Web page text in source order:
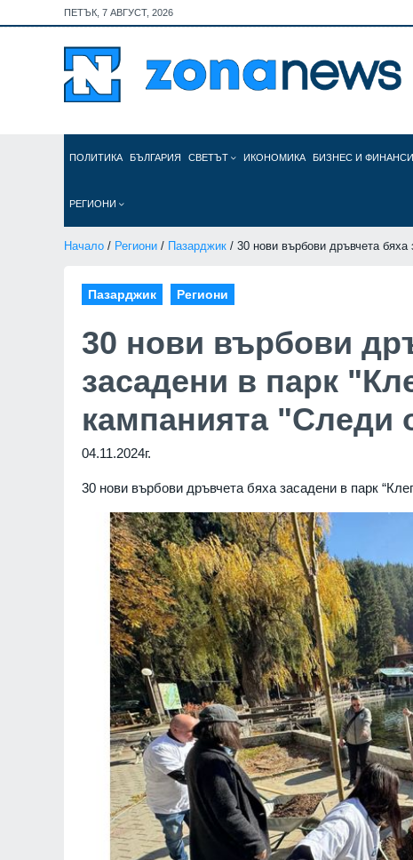
ПЕТЪК, 7 АВГУСТ, 2026
ПОЛИТИКА БЪЛГАРИЯ СВЕТЪТ ИКОНОМИКА БИЗНЕС И ФИНАНСИ
РЕГИОНИ
Начало / Региони / Пазарджик / 30 нови върбови дръвчета бяха
Пазарджик Региони
30 нови върбови
засадени в парк
кампанията "Следи
04.11.2024г.
30 нови върбови дръвчета бяха засадени в парк